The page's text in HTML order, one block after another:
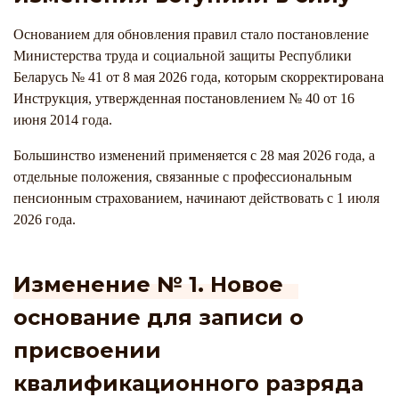
Основанием для обновления правил стало постановление
Министерства труда и социальной защиты Республики
Беларусь № 41 от 8 мая 2026 года, которым скорректирована
Инструкция, утвержденная постановлением № 40 от 16
июня 2014 года.
Большинство изменений применяется с 28 мая 2026 года, а
отдельные положения, связанные с профессиональным
пенсионным страхованием, начинают действовать с 1 июля
2026 года.
Изменение № 1. Новое
основание для записи о
присвоении
квалификационного разряда